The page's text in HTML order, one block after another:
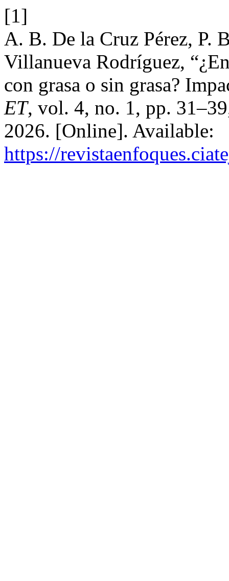
[1]
A. B. De la Cruz Pérez, P.
Villanueva Rodríguez,
con grasa o sin grasa?
ET, vol. 4, no. 1, pp.
2026. [Online]. Available:
https://